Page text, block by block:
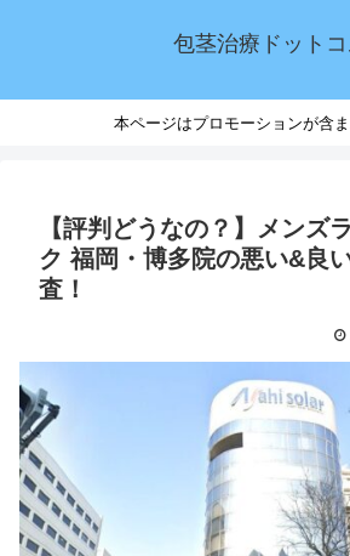
包茎治療ドット
本ページはプロモーションが含
【評判どうなの？】メンズ
ク 福岡・博多院の悪い&良
査！